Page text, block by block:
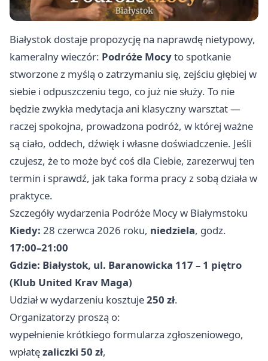
Białystok dostaje propozycję na naprawdę nietypowy,
kameralny wieczór: Podróże Mocyto spotkanie
stworzone z myślą o zatrzymaniu się, zejściu głębiej w
siebie i odpuszczeniu tego, co już nie służy. To nie
będzie zwykła medytacja ani klasyczny warsztat —
raczej spokojna, prowadzona podróż, w której ważne
są ciało, oddech, dźwięk i własne doświadczenie. Jeśli
czujesz, że to może być coś dla Ciebie, zarezerwuj ten
termin i sprawdź, jak taka forma pracy z sobą działa w
praktyce.
Szczegóły wydarzenia Podróże Mocy w Białymstoku
Kiedy: 28 czerwca 2026 roku, niedziela, godz.
17:00–21:00
Gdzie: Białystok, ul. Baranowicka 117 – 1 piętro
(Klub United Krav Maga)
Udział w wydarzeniu kosztuje250 zł.
Organizatorzy proszą o:
wypełnienie krótkiego formularza zgłoszeniowego,
wpłatęzaliczki 50 zł,